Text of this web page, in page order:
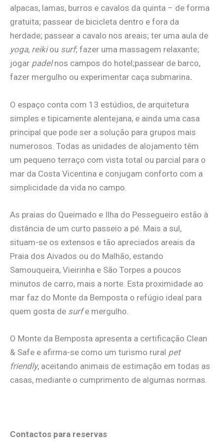
alpacas, lamas, burros e cavalos da quinta – de forma
gratuita; passear de bicicleta dentro e fora da
herdade; passear a cavalo nos areais; ter uma aula de
yoga, reikiou surf; fazer uma massagem relaxante;
jogar padelnos campos do hotel;passear de barco,
fazer mergulho ou experimentar caça submarina.
O espaço conta com 13 estúdios, de arquitetura
simples e tipicamente alentejana, e ainda uma casa
principal que pode ser a solução para grupos mais
numerosos. Todas as unidades de alojamento têm
um pequeno terraço com vista total ou parcial para o
mar da Costa Vicentina e conjugam conforto com a
simplicidade da vida no campo.
As praias do Queimado e Ilha do Pessegueiro estão à
distância de um curto passeio a pé. Mais a sul,
situam-se os extensos e tão apreciados areais da
Praia dos Aivados ou do Malhão, estando
Samouqueira, Vieirinha e São Torpes a poucos
minutos de carro, mais a norte. Esta proximidade ao
mar faz do Monte da Bemposta o refúgio ideal para
quem gosta de surfe mergulho.
O Monte da Bemposta apresenta a certificação Clean
& Safe e afirma-se como um turismo rural pet
friendly, aceitando animais de estimação em todas as
casas, mediante o cumprimento de algumas normas.
Contactos para reservas